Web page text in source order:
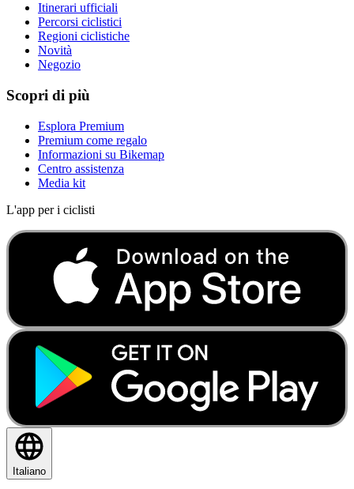
Itinerari ufficiali
Percorsi ciclistici
Regioni ciclistiche
Novità
Negozio
Scopri di più
Esplora Premium
Premium come regalo
Informazioni su Bikemap
Centro assistenza
Media kit
L'app per i ciclisti
Italiano